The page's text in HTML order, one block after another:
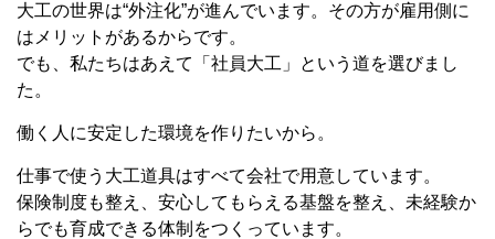
大工の世界は“外注化”が進んでいます。その方が雇用側に
はメリットがあるからです。
でも、私たちはあえて「社員大工」という道を選びまし
た。
働く人に安定した環境を作りたいから。
仕事で使う大工道具はすべて会社で用意しています。
保険制度も整え、安心してもらえる基盤を整え、未経験か
らでも育成できる体制をつくっています。